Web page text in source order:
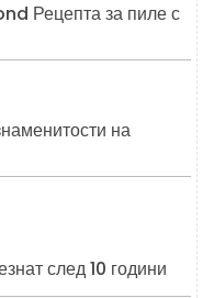
Рецепта за пиле с
на
след 10 години